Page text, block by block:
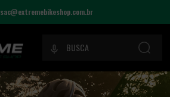
sac@extremebikeshop.com.br